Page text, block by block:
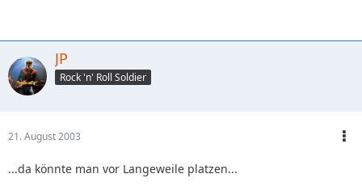
JP
Rock 'n' Roll Soldier
21. August 2003
...da könnte man vor Langeweile platzen...